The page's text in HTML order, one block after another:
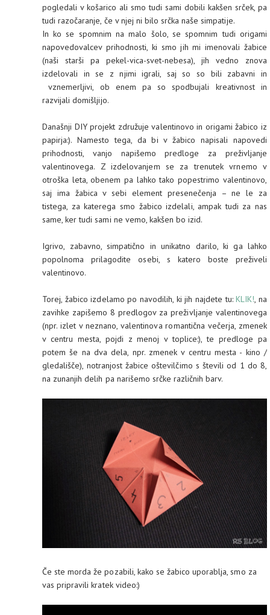
pogledali v košarico ali smo tudi sami dobili kakšen srček, pa
tudi razočaranje, če v njej ni bilo srčka naše simpatije.
In ko se spomnim na malo šolo, se spomnim tudi origami
napovedovalcev prihodnosti, ki smo jih mi imenovali žabice
(naši starši pa pekel-vica-svet-nebesa), jih vedno znova
izdelovali in se z njimi igrali, saj so so bili zabavni in
vznemerljivi, ob enem pa so spodbujali kreativnost in
razvijali domišljijo.
Današnji DIY projekt združuje valentinovo in origami žabico iz
papirja:). Namesto tega, da bi v žabico napisali napovedi
prihodnosti, vanjo napišemo predloge za preživljanje
valentinovega. Z izdelovanjem se za trenutek vrnemo v
otroška leta, obenem pa lahko tako popestrimo valentinovo,
saj ima žabicav sebi element presenečenja – ne le za
tistega, za katerega smo žabico izdelali, ampak tudi za nas
same, ker tudi sami ne vemo, kakšen bo izid.
Igrivo, zabavno, simpatično in unikatno darilo, ki ga lahko
popolnoma prilagodite osebi, s katero boste preživeli
valentinovo.
Torej, žabico izdelamo po navodilih, ki jih najdete tu:KLIK! , na
zavihke zapišemo 8 predlogov za preživljanje valentinovega
(npr. izlet v neznano, valentinova romantična večerja, zmenek
v centru mesta, pojdi z menoj v toplice:), te predloge pa
potem še na dva dela, npr. zmenek v centru mesta - kino /
gledališče), notranjost žabice oštevilčimo s števili od 1 do 8,
na zunanjih delih pa narišemo srčke različnih barv.
Če ste morda že pozabili, kako se žabico uporablja, smo za
vas pripravili kratek video:)